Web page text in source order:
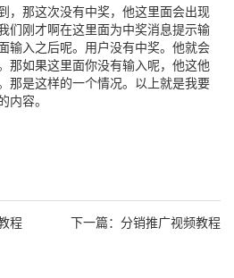
，那这次没有中奖，他这里面会出现
们刚才啊在这里面为中奖消息提示输
输入之后呢。用户没有中奖。他就会
那如果这里面你没有输入呢，他这他
那是这样的一个情况。以上就是我要
内容。
程 下一篇： 分销推广视频教程